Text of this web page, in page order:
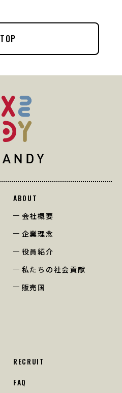
TOP
ABOUT
会社概要
企業理念
役員紹介
私たちの社会貢献
販売国
RECRUIT
FAQ